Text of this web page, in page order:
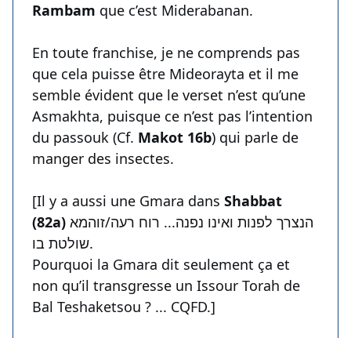
Rambam que c’est Miderabanan.
En toute franchise, je ne comprends pas
que cela puisse être Mideorayta et il me
semble évident que le verset n’est qu’une
Asmakhta, puisque ce n’est pas l’intention
du passouk (Cf. Makot 16b) qui parle de
manger des insectes.
[Il y a aussi une Gmara dans Shabbat
(82a)
שולטת בו.
Pourquoi la Gmara dit seulement ça et
non qu’il transgresse un Issour Torah de
Bal Teshaketsou ? ... CQFD.]